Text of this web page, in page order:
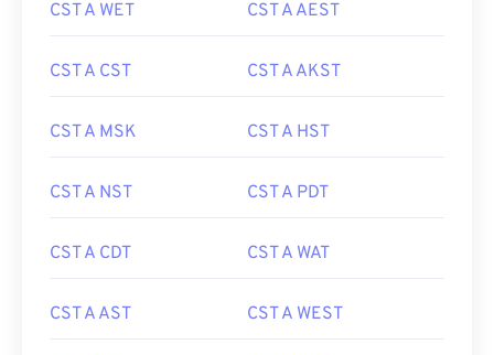
CST A WET CST A AEST
CST A CST CST A AKST
CST A MSK CST A HST
CST A NST CST A PDT
CST A CDT CST A WAT
CST A AST CST A WEST